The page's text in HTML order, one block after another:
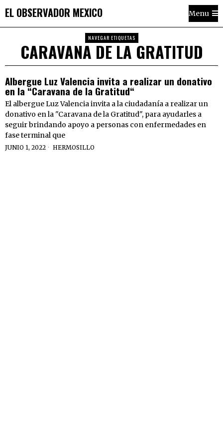
EL OBSERVADOR MEXICO Menu
NAVEGAR ETIQUETAS
CARAVANA DE LA GRATITUD
Albergue Luz Valencia invita a realizar un donativo
en la “Caravana de la Gratitud“
El albergue Luz Valencia invita a la ciudadanía a realizar un
donativo en la "Caravana de la Gratitud", para ayudarles a
seguir brindando apoyo a personas con enfermedades en
fase terminal que
JUNIO 1, 2022 HERMOSILLO